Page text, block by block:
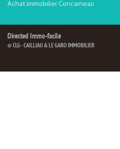
Achat immobilier Concarneau
Directed Immo-facile
© CLG - CAILLIAU & LE GARO IMMOBILIER